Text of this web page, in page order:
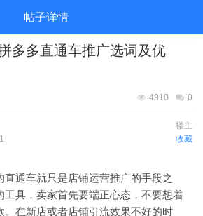
帖子详情
多多直通车推广选词及优
0
4910
楼主
收藏
直通车就只是店铺运营推广的手段之
工具，卖家首先要端正心态，不要想着
。在新店或者店铺引流效果不好的时